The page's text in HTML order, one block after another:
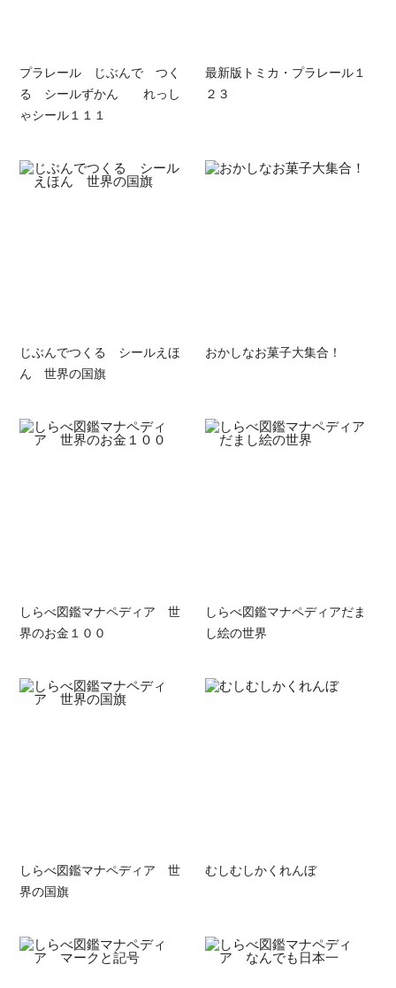
プラレール じぶんで つく
る シールずかん れっし
ゃシール１１１
最新版トミカ・プラレール１
２３
じぶんでつくる シールえほ
ん 世界の国旗
おかしなお菓子大集合！
しらべ図鑑マナペディア 世
界のお金１００
しらべ図鑑マナペディアだま
し絵の世界
しらべ図鑑マナペディア 世
界の国旗
むしむしかくれんぼ